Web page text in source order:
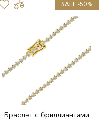
SALE -50%
Браслет с бриллиантами